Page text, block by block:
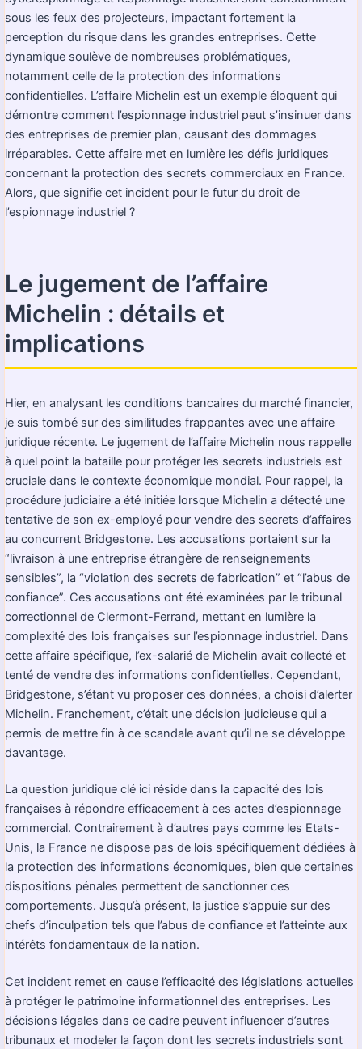
sous les feux des projecteurs, impactant fortement la
perception du risque dans les grandes entreprises. Cette
dynamique soulève de nombreuses problématiques,
notamment celle de la protection des informations
confidentielles. L’affaire Michelin est un exemple éloquent qui
démontre comment l’espionnage industriel peut s’insinuer dans
des entreprises de premier plan, causant des dommages
irréparables. Cette affaire met en lumière les défis juridiques
concernant la protection des secrets commerciaux en France.
Alors, que signifie cet incident pour le futur du droit de
l’espionnage industriel ?
Le jugement de l’affaire
Michelin : détails et
implications
Hier, en analysant les conditions bancaires du marché financier,
je suis tombé sur des similitudes frappantes avec une affaire
juridique récente. Le jugement de l’affaire Michelin nous rappelle
à quel point la bataille pour protéger les secrets industriels est
cruciale dans le contexte économique mondial. Pour rappel, la
procédure judiciaire a été initiée lorsque Michelin a détecté une
tentative de son ex-employé pour vendre des secrets d’affaires
au concurrent Bridgestone. Les accusations portaient sur la
“livraison à une entreprise étrangère de renseignements
sensibles”, la “violation des secrets de fabrication” et “l’abus de
confiance”. Ces accusations ont été examinées par le tribunal
correctionnel de Clermont-Ferrand, mettant en lumière la
complexité des lois françaises sur l’espionnage industriel. Dans
cette affaire spécifique, l’ex-salarié de Michelin avait collecté et
tenté de vendre des informations confidentielles. Cependant,
Bridgestone, s’étant vu proposer ces données, a choisi d’alerter
Michelin. Franchement, c’était une décision judicieuse qui a
permis de mettre fin à ce scandale avant qu’il ne se développe
davantage.
La question juridique clé ici réside dans la capacité des lois
françaises à répondre efficacement à ces actes d’espionnage
commercial. Contrairement à d’autres pays comme les Etats-
Unis, la France ne dispose pas de lois spécifiquement dédiées à
la protection des informations économiques, bien que certaines
dispositions pénales permettent de sanctionner ces
comportements. Jusqu’à présent, la justice s’appuie sur des
chefs d’inculpation tels que l’abus de confiance et l’atteinte aux
intérêts fondamentaux de la nation.
Cet incident remet en cause l’efficacité des législations actuelles
à protéger le patrimoine informationnel des entreprises. Les
décisions légales dans ce cadre peuvent influencer d’autres
tribunaux et modeler la façon dont les secrets industriels sont